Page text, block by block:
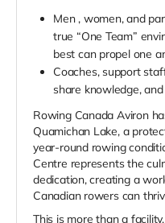
Men , women, and
true “One Team”
best can propel one
Coaches, support
share knowledge,
Rowing Canada Aviron
Quamichan Lake, a
year-round rowing
Centre represents the
dedication, creating a
Canadian rowers can
This is more than a